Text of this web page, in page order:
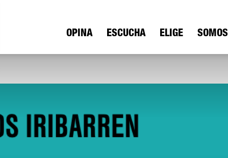
Radio
OPINA ESCUCHA ELIGE SOMOS